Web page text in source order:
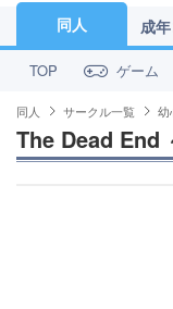
同人 成
TOP ゲーム
同人 サークル一覧 幼
The Dead End